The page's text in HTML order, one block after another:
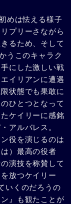
めは怯える様子
プリーさながら
るため、そして
うこのキャラク
にした激しい戦
イリアンに遭遇
状態でも果敢に
ひとつとなって
ケイリーに感銘
アルバレス。
役を演じるのは
）最高の役者
演技を称賛して
放つケイリー
いくのだろうの
』も観たことが